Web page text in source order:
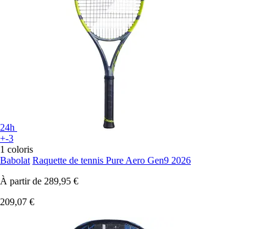
24h
+-3
1 coloris
Babolat Raquette de tennis Pure Aero Gen9 2026
À partir de 289,95 €
209,07 €